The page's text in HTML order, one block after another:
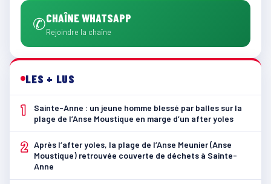
✆CHAÎNE WHATSAPP
Rejoindre la chaîne
LES + LUS
1
Sainte-Anne : un jeune homme blessé par balles sur la
plage de l’Anse Moustique en marge d’un after yoles
2 Après l’after yoles, la plage de l’Anse Meunier (Anse
Moustique) retrouvée couverte de déchets à Sainte-
Anne